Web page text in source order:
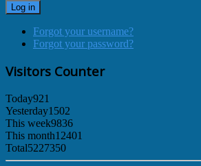
Log in
Forgot your username?
Forgot your password?
Visitors Counter
Today921
Yesterday1502
This week9836
This month12401
Total5227350